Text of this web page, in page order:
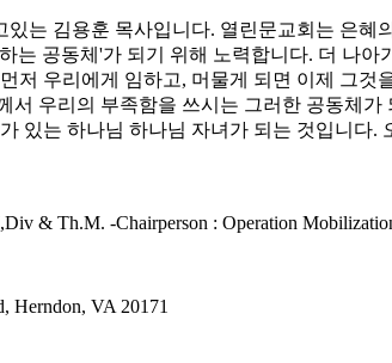
는 김용훈 목사입니다. 열린문교회는 은
는 공동체'가 되기 위해 노력합니다. 더 나
저 우리에게 임하고, 머물게 되면 이제 그
서 우리의 부족함을 쓰시는 그러한 공동체
있는 하나님 하나님 자녀가 되는 것입니다
& Th.M. -Chairperson : Operation
Herndon, VA 20171